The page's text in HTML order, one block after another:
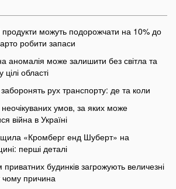
продукти можуть подорожчати на 10% до
робити запаси
аномалія може залишити без світла та
області
рух транспорту: де та коли
умов, за яких може
війна в Україні
«Кромберг енд Шуберт» на
перші деталі
будинків загрожують величезні
причина